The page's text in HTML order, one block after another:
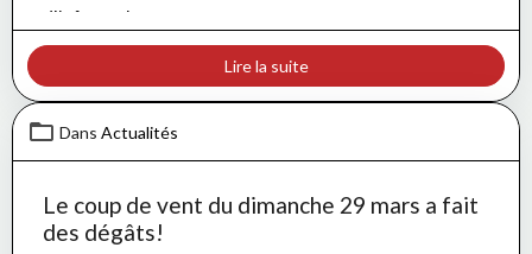
d’informations.
Lire la suite
Dans Actualités
Le coup de vent du dimanche 29 mars a fait
des dégâts!